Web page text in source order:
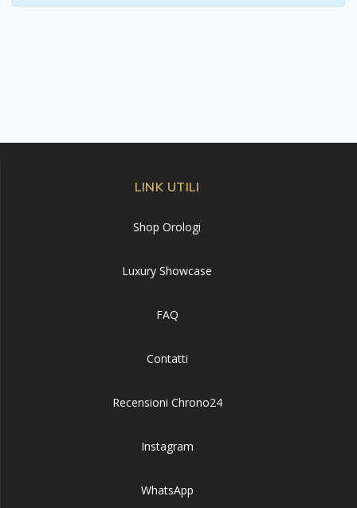
LINK UTILI
Shop Orologi
Luxury Showcase
FAQ
Contatti
Recensioni Chrono24
Instagram
WhatsApp